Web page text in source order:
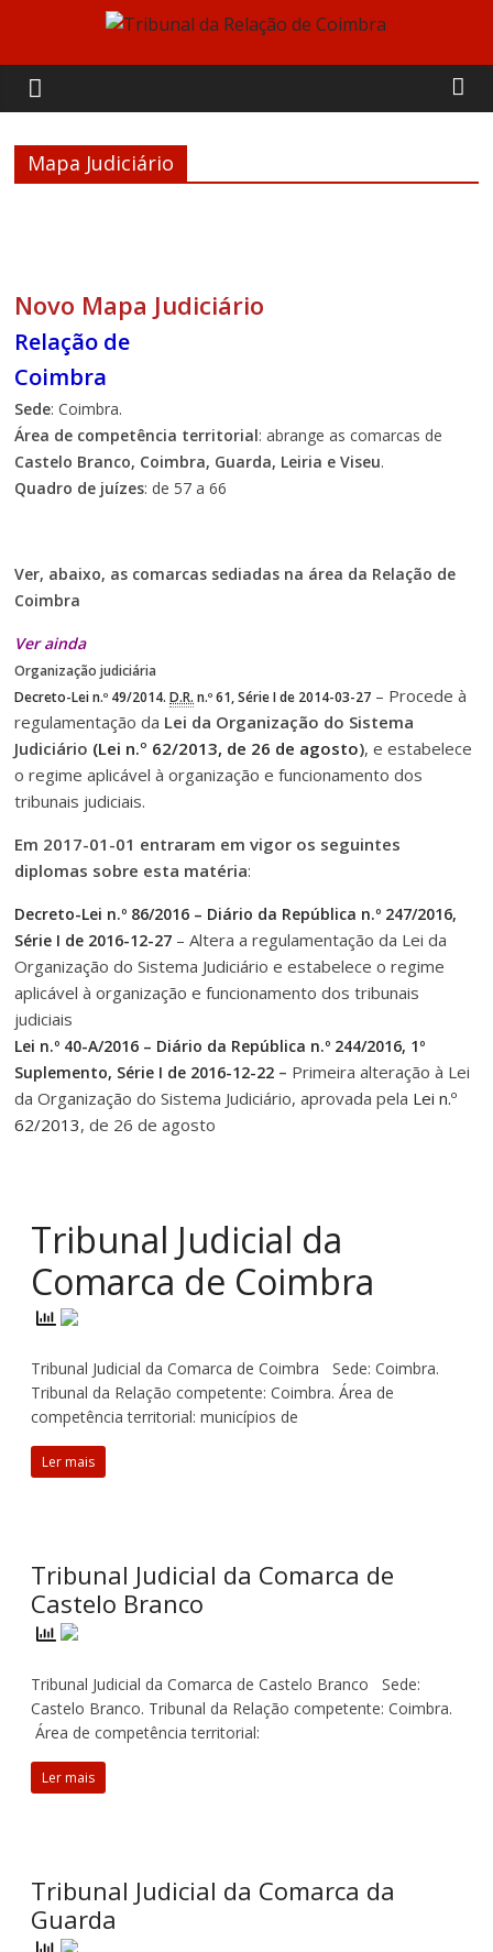
content
Tribunal
da
Relação
Coimbra
Mapa Judiciário
Novo Mapa Judiciário
Relação de
Coimbra
Sede: Coimbra.
Área de competência territorial: abrange as comarcas de
Castelo Branco, Coimbra, Guarda, Leiria e Viseu.
Quadro de juízes: de 57 a 66
Ver, abaixo, as comarcas sediadas na área da Relação de
Coimbra
Ver ainda
Organização judiciária
Decreto-Lei n.º 49/2014.D.R. n.º 61, Série I de 2014-03-27 – Procede à
regulamentação da Lei da Organização do Sistema
Judiciário (Lei n.º 62/2013, de 26 de agosto), e estabelece
o regime aplicável à organização e funcionamento dos
tribunais judiciais.
Em 2017-01-01 entraram em vigor os seguintes
diplomas sobre esta matéria:
Decreto-Lei n.º 86/2016 – Diário da República n.º 247/2016,
Série I de 2016-12-27 – Altera a regulamentação da Lei da
Organização do Sistema Judiciário e estabelece o regime
aplicável à organização e funcionamento dos tribunais
judiciais
Lei n.º 40-A/2016 – Diário da República n.º 244/2016, 1º
Suplemento, Série I de 2016-12-22 – Primeira alteração à Lei
da Organização do Sistema Judiciário, aprovada pela Lei n.º
62/2013, de 26 de agosto
Tribunal Judicial da
Comarca de Coimbra
Tribunal Judicial da Comarca de Coimbra Sede: Coimbra.
Tribunal da Relação competente: Coimbra. Área de
competência territorial: municípios de
Ler mais
Tribunal Judicial da Comarca de
Castelo Branco
Tribunal Judicial da Comarca de Castelo Branco Sede:
Castelo Branco. Tribunal da Relação competente: Coimbra.
Área de competência territorial:
Ler mais
Tribunal Judicial da Comarca da
Guarda